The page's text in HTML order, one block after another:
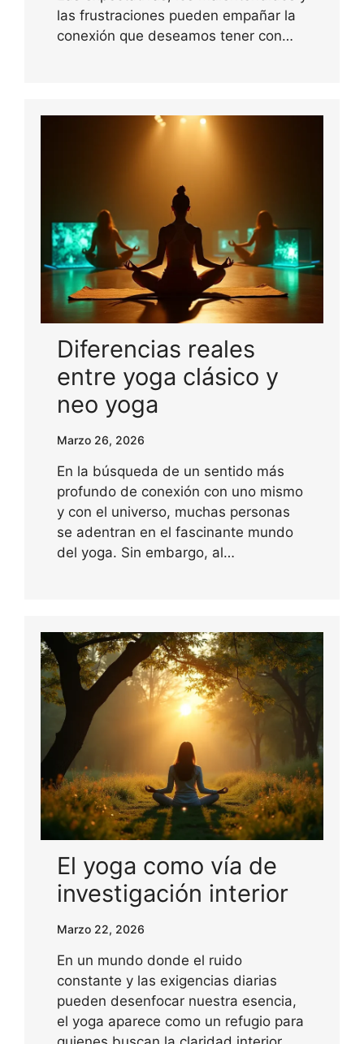
las frustraciones pueden empañar la
conexión que deseamos tener con…
Diferencias reales
entre yoga clásico y
neo yoga
Marzo 26, 2026
En la búsqueda de un sentido más
profundo de conexión con uno mismo
y con el universo, muchas personas
se adentran en el fascinante mundo
del yoga. Sin embargo, al…
El yoga como vía de
investigación interior
Marzo 22, 2026
En un mundo donde el ruido
constante y las exigencias diarias
pueden desenfocar nuestra esencia,
el yoga aparece como un refugio para